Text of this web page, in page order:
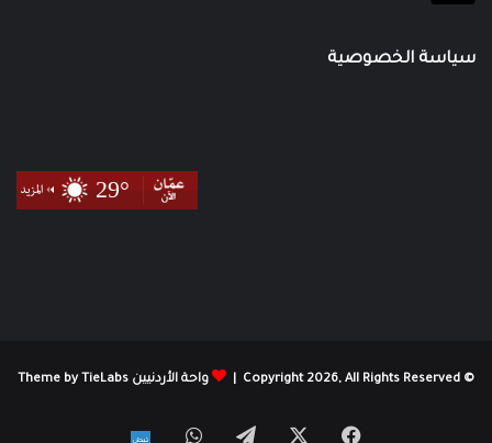
سياسة الخصوصية
© Copyright 2026, All Rights Reserved | واحة الأردنيين Theme by TieLabs
فيسبوك تيلقرام واتساب